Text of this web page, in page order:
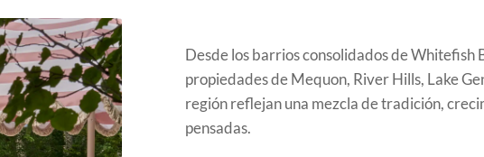
Desde los barrios consolidados de Whitefish
propiedades de Mequon, River Hills, Lake
región reflejan una mezcla de tradición,
pensadas.